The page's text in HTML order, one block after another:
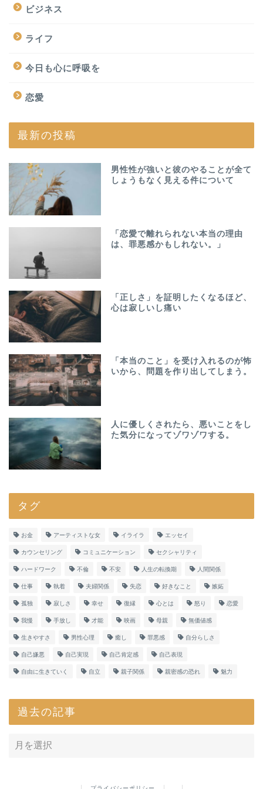
ビジネス
ライフ
今日も心に呼吸を
恋愛
最新の投稿
男性性が強いと彼のやることが全て
しょうもなく見える件について
「恋愛で離れられない本当の理由
は、罪悪感かもしれない。」
「正しさ」を証明したくなるほど、
心は寂しいし痛い
「本当のこと」を受け入れるのが怖
いから、問題を作り出してしまう。
人に優しくされたら、悪いことをし
た気分になってゾワゾワする。
タグ
お金 アーティストな女 イライラ エッセイ
カウンセリング コミュニケーション セクシャリティ
ハードワーク 不倫 不安 人生の転換期 人間関係
仕事 執着 夫婦関係 失恋 好きなこと 嫉妬
孤独 寂しさ 幸せ 復縁 心とは 怒り 恋愛
我慢 手放し 才能 映画 母親 無価値感
生きやすさ 男性心理 癒し 罪悪感 自分らしさ
自己嫌悪 自己実現 自己肯定感 自己表現
自由に生きていく 自立 親子関係 親密感の恐れ 魅力
過去の記事